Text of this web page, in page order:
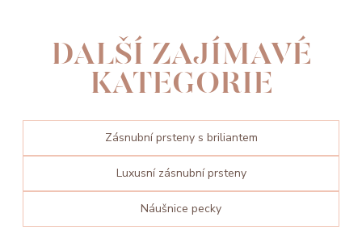
DALŠÍ ZAJÍMAVÉ
KATEGORIE
Zásnubní prsteny s briliantem
Luxusní zásnubní prsteny
Náušnice pecky